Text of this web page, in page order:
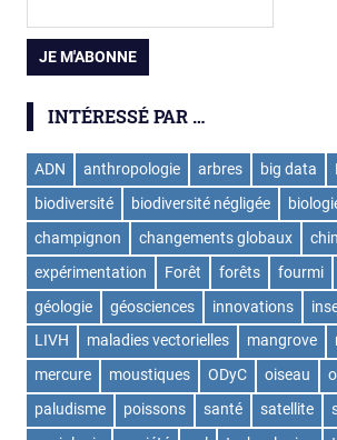
INTÉRESSÉ PAR …
ADN anthropologie arbres big data
biodiversité
biodiversité négligée
champignon
changements globaux
expérimentation
Forêt forêts fourmi
géologie
géosciences innovations
LIVH
maladies vectorielles mangrove
mercure
moustiques ODyC oiseau
paludisme
poissons santé satellite